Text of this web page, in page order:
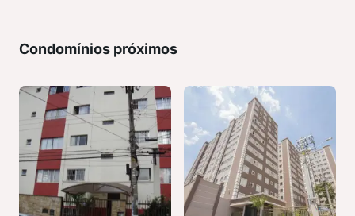
Condomínios próximos